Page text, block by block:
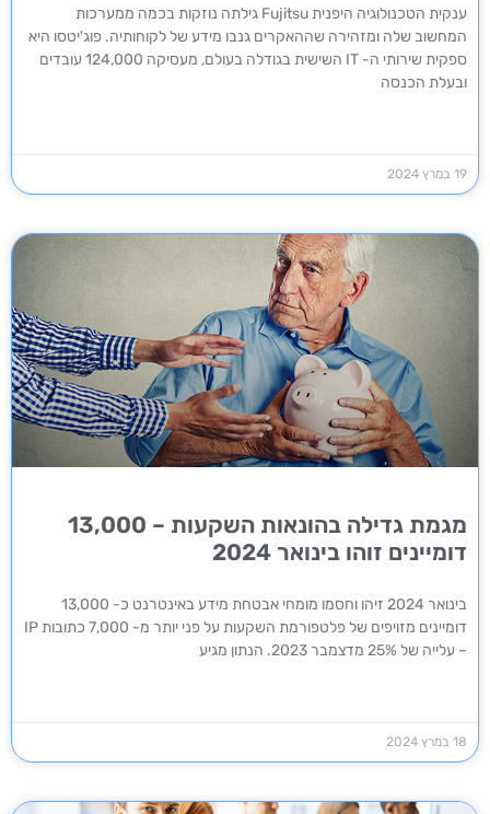
ענקית הטכנולוגיה היפנית Fujitsu גילתה נוזקות בכמה ממערכות
המחשוב שלה ומזהירה שההאקרים גנבו מידע של לקוחותיה. פוג'יטסו היא
ספקית שירותי ה- IT השישית בגודלה בעולם, מעסיקה 124,000 עובדים
ובעלת הכנסה
19 במרץ 2024
מגמת גדילה בהונאות השקעות – 13,000
דומיינים זוהו בינואר 2024
בינואר 2024 זיהו וחסמו מומחי אבטחת מידע באינטרנט כ- 13,000
דומיינים מזויפים של פלטפורמת השקעות על פני יותר מ- 7,000 כתובות IP
– עלייה של 25% מדצמבר 2023. הנתון מגיע
18 במרץ 2024